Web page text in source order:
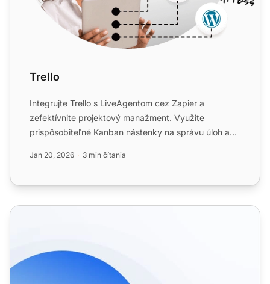
Trello
Integrujte Trello s LiveAgentom cez Zapier a
zefektívnite projektový manažment. Využite
prispôsobiteľné Kanban nástenky na správu úloh a
Jan 20, 2026 3 min čítania
Integrácie Help Desk